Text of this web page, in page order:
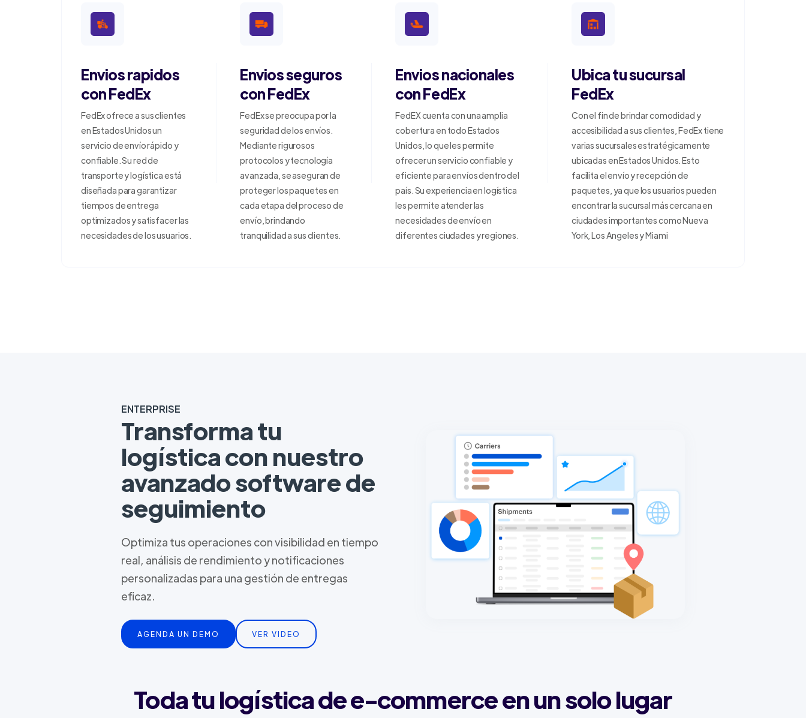
Envios rapidos
con FedEx
FedEx ofrece a sus clientes
en Estados Unidos un
servicio de envío rápido y
confiable. Su red de
transporte y logística está
diseñada para garantizar
tiempos de entrega
optimizados y satisfacer las
necesidades de los usuarios.
Envios seguros
con FedEx
FedEx se preocupa por la
seguridad de los envíos.
Mediante rigurosos
protocolos y tecnología
avanzada, se aseguran de
proteger los paquetes en
cada etapa del proceso de
envío, brindando
tranquilidad a sus clientes.
Envios nacionales
con FedEx
FedEX cuenta con una amplia
cobertura en todo Estados
Unidos, lo que les permite
ofrecer un servicio confiable y
eficiente para envíos dentro del
país. Su experiencia en logística
les permite atender las
necesidades de envío en
diferentes ciudades y regiones.
Ubica tu sucursal
FedEx
Con el fin de brindar comodidad y
accesibilidad a sus clientes, FedEx tiene
varias sucursales estratégicamente
ubicadas en Estados Unidos. Esto
facilita el envío y recepción de
paquetes, ya que los usuarios pueden
encontrar la sucursal más cercana en
ciudades importantes como Nueva
York, Los Angeles y Miami
ENTERPRISE
Transforma tu
logística con nuestro
avanzado software de
seguimiento
Optimiza tus operaciones con visibilidad en tiempo
real, análisis de rendimiento y notificaciones
personalizadas para una gestión de entregas
eficaz.
AGENDA UN DEMO VER VIDEO
Toda tu logística de e-commerce en un solo lugar